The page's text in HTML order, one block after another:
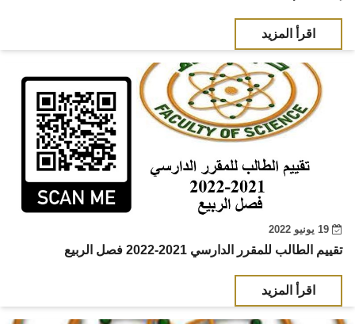
اقرأ المزيد
تقييم الطالب للمقرر الدارسي 2021-2022 فصل الربيع
اقرأ المزيد